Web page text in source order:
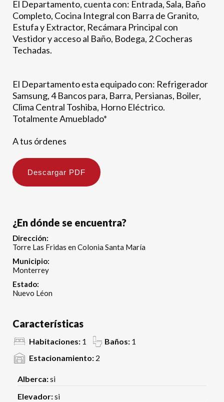
El Departamento, cuenta con: Entrada, Sala, Baño
Completo, Cocina Integral con Barra de Granito,
Estufa y Extractor, Recámara Principal con
Vestidor y acceso al Baño, Bodega, 2 Cocheras
Techadas.
El Departamento esta equipado con: Refrigerador
Samsung, 4 Bancos para, Barra, Persianas, Boiler,
Clima Central Toshiba, Horno Eléctrico.
Totalmente Amueblado*
A tus órdenes
Descargar PDF
¿En dónde se encuentra?
Dirección:
Torre Las Fridas en Colonia Santa María
Municipio:
Monterrey
Estado:
Nuevo Léon
Características
Habitaciones: 1 Baños: 1
Estacionamiento: 2
Alberca:si
Elevador:si